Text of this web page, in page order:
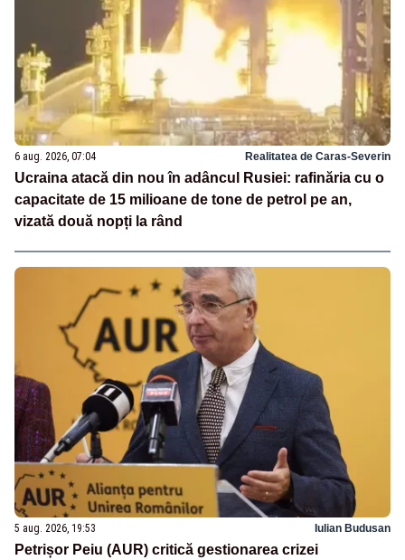
6 aug. 2026, 07:04 Realitatea de Caras-Severin
Ucraina atacă din nou în adâncul Rusiei: rafinăria cu o
capacitate de 15 milioane de tone de petrol pe an,
vizată două nopți la rând
5 aug. 2026, 19:53 Iulian Budusan
Petrișor Peiu (AUR) critică gestionarea crizei